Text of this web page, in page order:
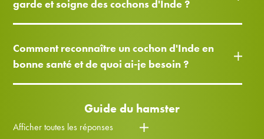
garde et soigne des cochons d'Inde ?
Comment reconnaître un cochon d'Inde en
bonne santé et de quoi ai-je besoin ?
Guide du hamster
Afficher toutes les réponses